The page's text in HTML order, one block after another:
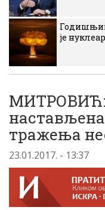
је
МИТРОВИЋ:
тражења
23.01.2017. - 13:37